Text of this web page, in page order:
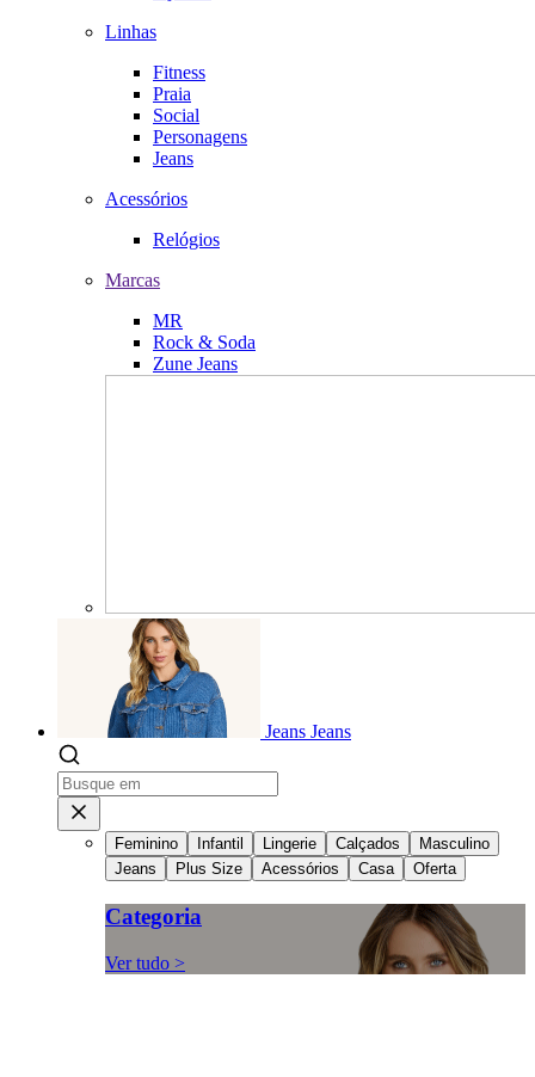
Linhas
Fitness
Praia
Social
Personagens
Jeans
Acessórios
Relógios
Marcas
MR
Rock & Soda
Zune Jeans
Jeans Jeans
Feminino Infantil Lingerie Calçados
Masculino
Jeans
Plus Size Acessórios Casa Oferta
Categoria
Ver tudo >